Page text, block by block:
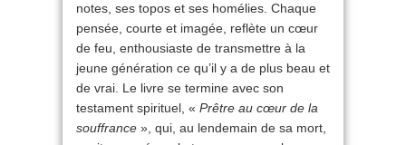
notes, ses topos et ses homélies. Chaque
pensée, courte et imagée, reflète un cœur
de feu, enthousiaste de transmettre à la
jeune génération ce qu’il y a de plus beau et
de vrai. Le livre se termine avec son
testament spirituel, « Prêtre au cœur de la
souffrance », qui, au lendemain de sa mort,